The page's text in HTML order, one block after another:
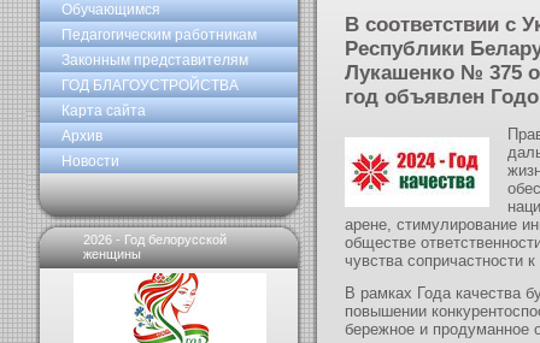
Обучающимся
Педагогическим работникам
Законным представителям
ГОД БЛАГОУСТРОЙСТВА
Карта сайта
Архив
Новости
2026 - Год белорусской
женщины
В соответствии с
Республики
Лукашенко № 375
год объявлен
арене, стимулирование
обществе
чувства сопричастности
В рамках Года качества
повышении
бережное и продуманное